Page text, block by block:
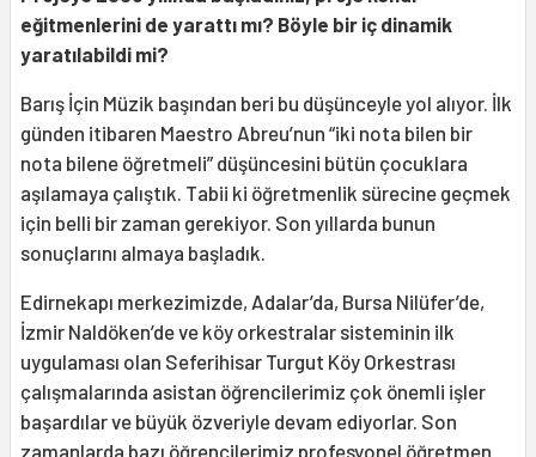
eğitmenlerini de yarattı mı? Böyle bir iç dinamik
yaratılabildi mi?
Barış İçin Müzik başından beri bu düşünceyle yol alıyor. İlk
günden itibaren Maestro Abreu’nun “iki nota bilen bir
nota bilene öğretmeli” düşüncesini bütün çocuklara
aşılamaya çalıştık. Tabii ki öğretmenlik sürecine geçmek
için belli bir zaman gerekiyor. Son yıllarda bunun
sonuçlarını almaya başladık.
Edirnekapı merkezimizde, Adalar’da, Bursa Nilüfer’de,
İzmir Naldöken’de ve köy orkestralar sisteminin ilk
uygulaması olan Seferihisar Turgut Köy Orkestrası
çalışmalarında asistan öğrencilerimiz çok önemli işler
başardılar ve büyük özveriyle devam ediyorlar. Son
zamanlarda bazı öğrencilerimiz profesyonel öğretmen